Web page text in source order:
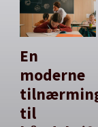
En
moderne
til